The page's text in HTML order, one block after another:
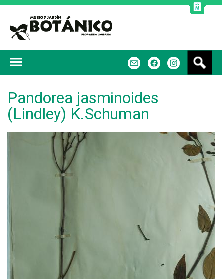
Pandorea jasminoides
(Lindley) K.Schuman
s